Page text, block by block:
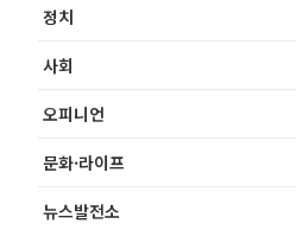
정치
사회
오피니언
문화·라이프
뉴스발전소